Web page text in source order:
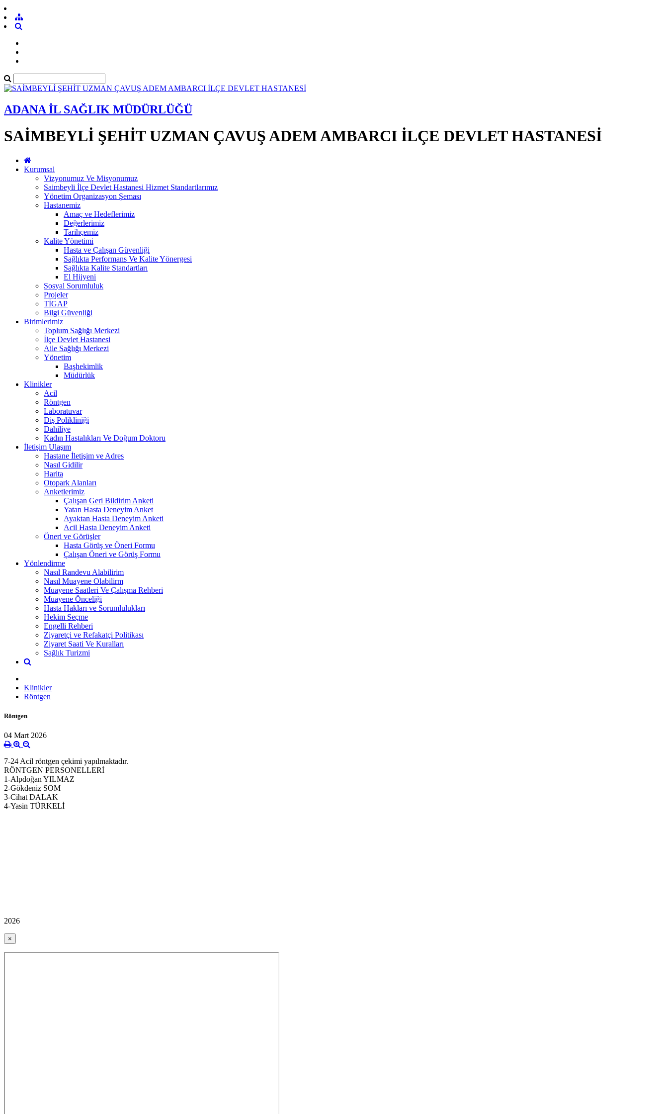
ADANA İL SAĞLIK MÜDÜRLÜĞÜ
SAİMBEYLİ ŞEHİT UZMAN ÇAVUŞ ADEM AMBARCI İLÇE DEVLET HASTANESİ
Kurumsal
Vizyonumuz Ve Misyonumuz
Saimbeyli İlçe Devlet Hastanesi Hizmet Standartlarımız
Yönetim Organizasyon Şeması
Hastanemiz
Amaç ve Hedeflerimiz
Değerlerimiz
Tarihçemiz
Kalite Yönetimi
Hasta ve Çalışan Güvenliği
Sağlıkta Performans Ve Kalite Yönergesi
Sağlıkta Kalite Standartları
El Hijyeni
Sosyal Sorumluluk
Projeler
TİGAP
Bilgi Güvenliği
Birimlerimiz
Toplum Sağlığı Merkezi
İlçe Devlet Hastanesi
Aile Sağlığı Merkezi
Yönetim
Başhekimlik
Müdürlük
Klinikler
Acil
Röntgen
Laboratuvar
Diş Polikliniği
Dahiliye
Kadın Hastalıkları Ve Doğum Doktoru
İletişim Ulaşım
Hastane İletişim ve Adres
Nasıl Gidilir
Harita
Otopark Alanları
Anketlerimiz
Çalışan Geri Bildirim Anketi
Yatan Hasta Deneyim Anket
Ayaktan Hasta Deneyim Anketi
Acil Hasta Deneyim Anketi
Öneri ve Görüşler
Hasta Görüş ve Öneri Formu
Çalışan Öneri ve Görüş Formu
Yönlendirme
Nasıl Randevu Alabilirim
Nasıl Muayene Olabilirm
Muayene Saatleri Ve Çalışma Rehberi
Muayene Önceliği
Hasta Hakları ve Sorumlulukları
Hekim Seçme
Engelli Rehberi
Ziyaretçi ve Refakatçi Politikası
Ziyaret Saati Ve Kuralları
Sağlık Turizmi
Klinikler
Röntgen
Röntgen
04 Mart 2026
7-24 Acil röntgen çekimi yapılmaktadır.
RÖNTGEN PERSONELLERİ
1-Alpdoğan YILMAZ
2-Gökdeniz SOM
3-Cihat DALAK
4-Yasin TÜRKELİ
2026
×